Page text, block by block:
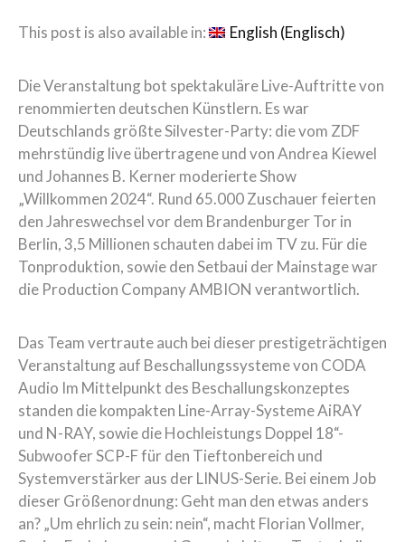
This post is also available in: English (Englisch)
Die Veranstaltung bot spektakuläre Live-Auftritte von
renommierten deutschen Künstlern. Es war
Deutschlands größte Silvester-Party: die vom ZDF
mehrstündig live übertragene und von Andrea Kiewel
und Johannes B. Kerner moderierte Show
„Willkommen 2024“. Rund 65.000 Zuschauer feierten
den Jahreswechsel vor dem Brandenburger Tor in
Berlin, 3,5 Millionen schauten dabei im TV zu. Für die
Tonproduktion, sowie den Setbaui der Mainstage war
die Production Company AMBION verantwortlich.
Das Team vertraute auch bei dieser prestigeträchtigen
Veranstaltung auf Beschallungssysteme von CODA
Audio Im Mittelpunkt des Beschallungskonzeptes
standen die kompakten Line-Array-Systeme AiRAY
und N-RAY, sowie die Hochleistungs Doppel 18“-
Subwoofer SCP-F für den Tieftonbereich und
Systemverstärker aus der LINUS-Serie. Bei einem Job
dieser Größenordnung: Geht man den etwas anders
an? „Um ehrlich zu sein: nein“, macht Florian Vollmer,